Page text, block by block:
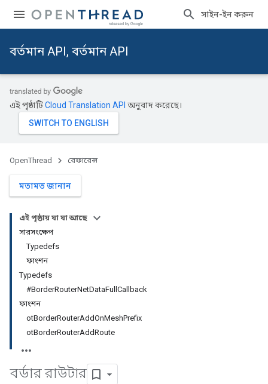
সাইন-ইন করুন
বর্তমান API, বর্তমান API
এই পৃষ্ঠাটিCloud Translation API অনুবাদ করেছে।
OpenThread রেফারেন্স
মতামত জানান
এই পৃষ্ঠায় যা যা আছে
সারসংক্ষেপ
Typedefs
ফাংশন
Typedefs
#BorderRouterNetDataFullCallback
ফাংশন
otBorderRouterAddOnMeshPrefix
otBorderRouterAddRoute
বর্ডার রাউটার